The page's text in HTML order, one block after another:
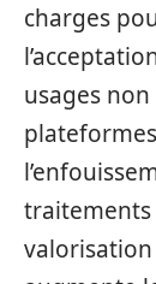
charges
usages
traitements